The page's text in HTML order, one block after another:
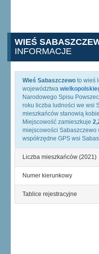
WIEŚ
INFORMACJE
Wieś Sabaszczewo to wieś
województwa
Narodowego Spisu
roku liczba ludności we wsi
mieszkańców stanowią
Miejscowość zamieszkuje
miejscowości Sabaszczewo
współrzędne GPS wsi
Liczba mieszkańców (2021)
Numer kierunkowy
Tablice rejestracyjne